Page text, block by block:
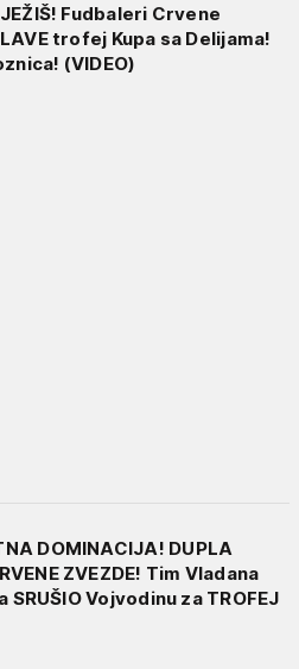
Fudbaleri Crvene
trofej Kupa sa Delijama!
(VIDEO)
DOMINACIJA! DUPLA
ZVEZDE! Tim Vladana
SRUŠIO Vojvodinu za TROFEJ